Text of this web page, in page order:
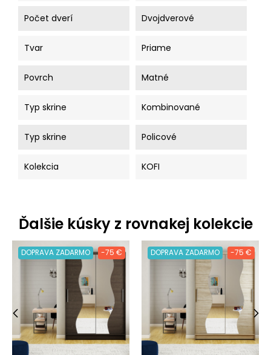
Počet dverí Dvojdverové
Tvar Priame
Povrch Matné
Typ skrine Kombinované
Typ skrine Policové
Kolekcia KOFI
Ďalšie kúsky z rovnakej kolekcie
DOPRAVA ZADARMO -75 € DOPRAVA ZADARMO -75 €
‹ ›